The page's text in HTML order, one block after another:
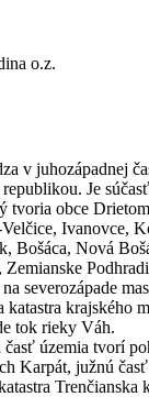
o.z.
v juhozápadnej
Je
tvoria obce
Ivanovce,
Bošáca, Nová
severozápade
katastra krajského
tok rieky Váh.
časť územia tvorí
Karpát, južnú
Trenčianska